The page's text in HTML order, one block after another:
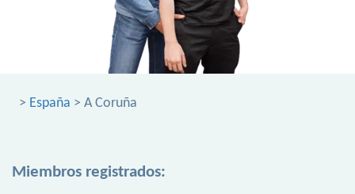
> España > A Coruña
Miembros registrados: